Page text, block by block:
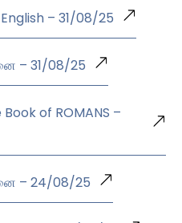
– 31/08/25
– 31/08/25
of ROMANS –
– 24/08/25